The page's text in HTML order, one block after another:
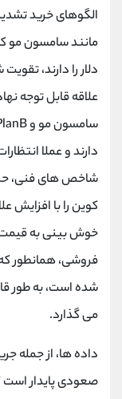
الگوهای خرید
دلار را دارند،
علاقه قابل توجه
دارند و عملا
شاخص های فنی،
کوین را با افزایش
خوش بینی به قیمت
فروشی، همانطور
شده است، به طور
می گذارد.
صعودی پایدار